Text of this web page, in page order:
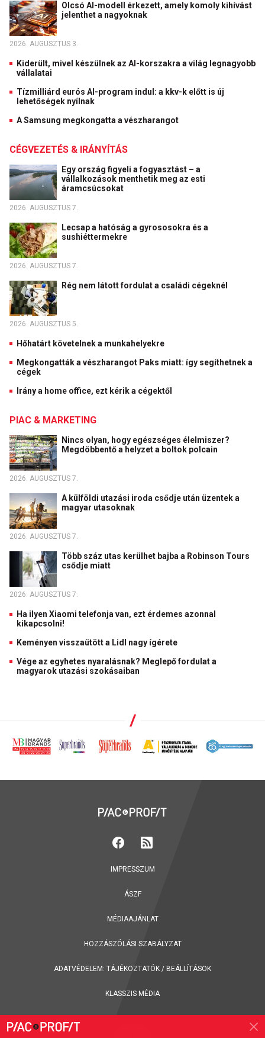
Olcsó AI-modell érkezett, amely komoly kihívást
jelenthet a nagyoknak
2026. AUGUSZTUS 3.
Kiderült, mivel készülnek az AI-korszakra a világ legnagyobb
vállalatai
Tízmilliárd eurós AI-program indul: a kkv-k előtt is új
lehetőségek nyílnak
A Samsung megkongatta a vészharangot
CÉGVEZETÉS & IRÁNYÍTÁS
Egy ország figyeli a fogyasztást – a
vállalkozások menthetik meg az esti
áramcsúcsokat
2026. AUGUSZTUS 7.
Lecsap a hatóság a gyrososokra és a
sushiéttermekre
2026. AUGUSZTUS 7.
Rég nem látott fordulat a családi cégeknél
2026. AUGUSZTUS 5.
Hőhatárt követelnek a munkahelyekre
Megkongatták a vészharangot Paks miatt: így segíthetnek a
cégek
Irány a home office, ezt kérik a cégektől
PIAC & MARKETING
Nincs olyan, hogy egészséges élelmiszer?
Megdöbbentő a helyzet a boltok polcain
2026. AUGUSZTUS 7.
A külföldi utazási iroda csődje után üzentek a
magyar utasoknak
2026. AUGUSZTUS 7.
Több száz utas kerülhet bajba a Robinson Tours
csődje miatt
2026. AUGUSZTUS 7.
Ha ilyen Xiaomi telefonja van, ezt érdemes azonnal
kikapcsolni!
Keményen visszaütött a Lidl nagy ígérete
Vége az egyhetes nyaralásnak? Meglepő fordulat a
magyarok utazási szokásaiban
IMPRESSZUM
ÁSZF
MÉDIAAJÁNLAT
HOZZÁSZÓLÁSI SZABÁLYZAT
ADATVÉDELEM: TÁJÉKOZTATÓK / BEÁLLÍTÁSOK
KLASSZIS MÉDIA